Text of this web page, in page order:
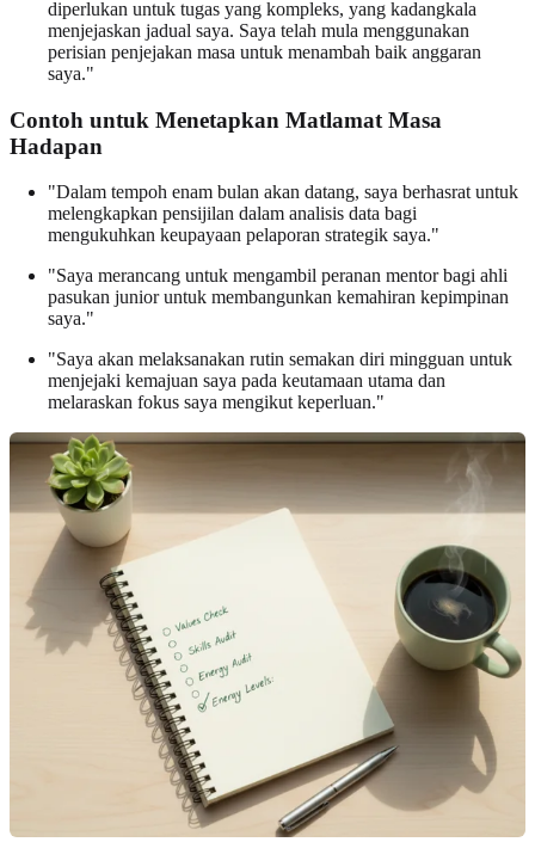
diperlukan untuk tugas yang kompleks, yang kadangkala
menjejaskan jadual saya. Saya telah mula menggunakan
perisian penjejakan masa untuk menambah baik anggaran
saya."
Contoh untuk Menetapkan Matlamat Masa
Hadapan
"Dalam tempoh enam bulan akan datang, saya berhasrat untuk
melengkapkan pensijilan dalam analisis data bagi
mengukuhkan keupayaan pelaporan strategik saya."
"Saya merancang untuk mengambil peranan mentor bagi ahli
pasukan junior untuk membangunkan kemahiran kepimpinan
saya."
"Saya akan melaksanakan rutin semakan diri mingguan untuk
menjejaki kemajuan saya pada keutamaan utama dan
melaraskan fokus saya mengikut keperluan."